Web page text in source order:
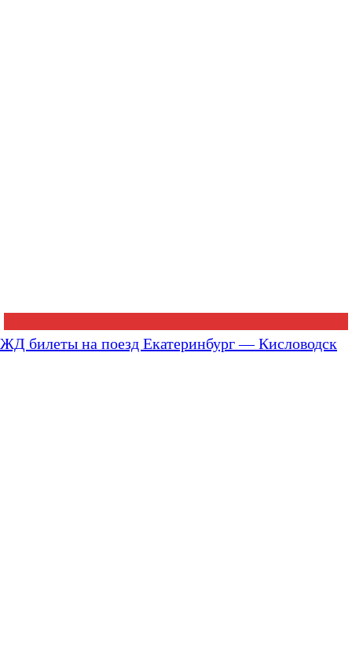
ЖД билеты на поезд Екатеринбург — Кисловодск